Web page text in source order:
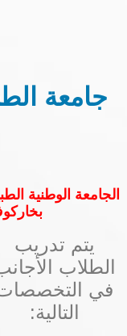
جامعة
الجامعة الوطنية
يتم تدريب
الطلاب
في
التالية: